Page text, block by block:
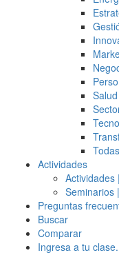
Actividades
Actividades
Seminarios
Preguntas
Buscar
Comparar
Ingresa a tu